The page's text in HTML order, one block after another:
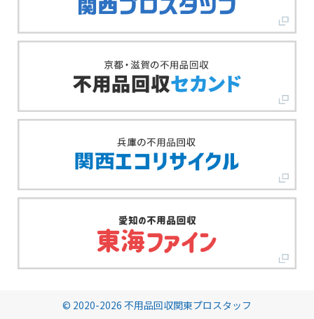
© 2020-2026 不用品回収関東プロスタッフ